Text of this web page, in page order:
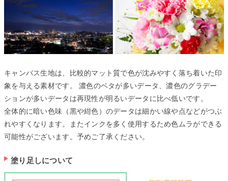
キャンバス生地は、比較的マット質で色が沈みやすく落ち着いた印
象を与える素材です。 濃色のベタが多いデータ、濃色のグラデー
ションが多いデータは再現性が明るいデータに比べ低いです。
全体的に暗い色味（黒や紺色）のデータは細かい線や点などがつぶ
れやすくなります。またインクを多く使用するため色ムラができる
可能性がございます。予めご了承ください。
塗り足しについて